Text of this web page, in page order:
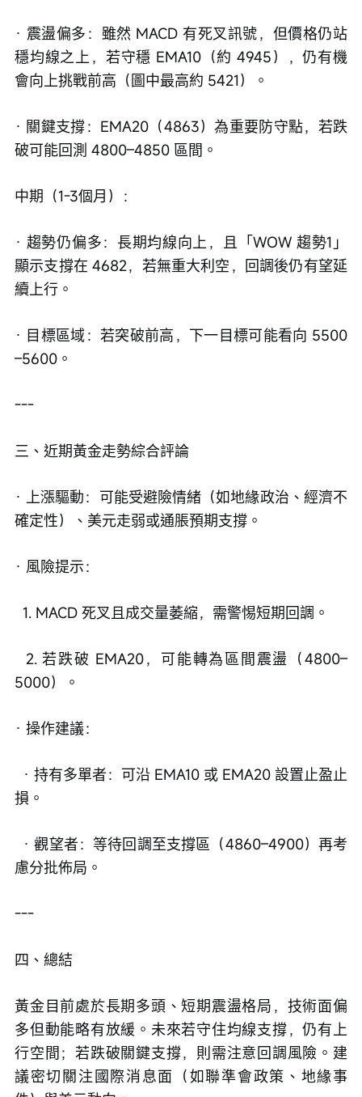
· 震盪偏多：雖然 MACD 有死叉訊號，但價格仍站
穩均線之上，若守穩 EMA10（約 4945），仍有機
會向上挑戰前高（圖中最高約 5421）。
· 關鍵支撐：EMA20（4863）為重要防守點，若跌
破可能回測 4800–4850 區間。
中期（1-3個月）：
· 趨勢仍偏多：長期均線向上，且「WOW 趨勢1」
顯示支撐在 4682，若無重大利空，回調後仍有望延
續上行。
· 目標區域：若突破前高，下一目標可能看向 5500
–5600。
---
三、近期黃金走勢綜合評論
· 上漲驅動：可能受避險情緒（如地緣政治、經濟不
確定性）、美元走弱或通脹預期支撐。
· 風險提示：
  1. MACD 死叉且成交量萎縮，需警惕短期回調。
5000）。
· 操作建議：
損。
慮分批佈局。
---
四、總結
黃金目前處於長期多頭、短期震盪格局，技術面偏
多但動能略有放緩。未來若守住均線支撐，仍有上
行空間；若跌破關鍵支撐，則需注意回調風險。建
議密切關注國際消息面（如聯準會政策、地緣事